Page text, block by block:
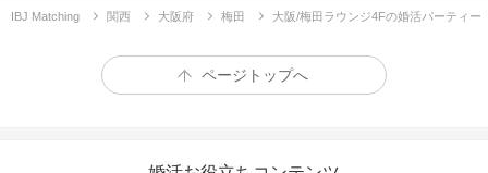
IBJ Matching 関西 大阪府 梅田 大阪/梅田ラウンジ4Fの婚活パーティー
ページトップへ